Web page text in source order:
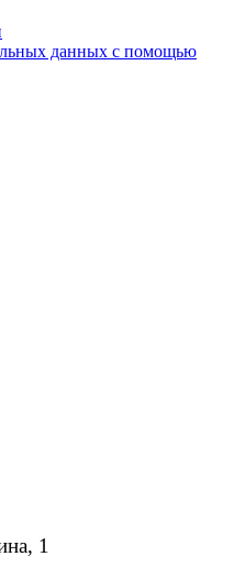
данных с помощью
1